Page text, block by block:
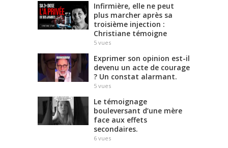
Infirmière, elle ne peut
plus marcher après sa
troisième injection :
Christiane témoigne
5 vues
Exprimer son opinion est-il
devenu un acte de courage
? Un constat alarmant.
5 vues
Le témoignage
bouleversant d’une mère
face aux effets
secondaires.
6 vues